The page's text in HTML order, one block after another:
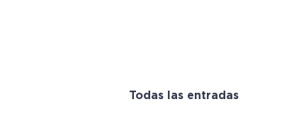
Todas las entradas